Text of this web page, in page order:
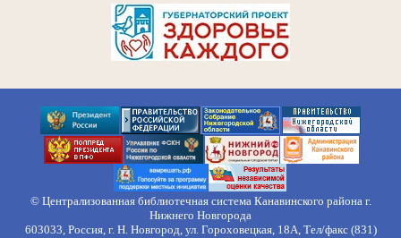
© Централизованная библиотечная система Канавинского района г.
Нижнего Новгорода
603033, Россия, г. Н. Новгород, ул. Гороховецкая, 18А, Тел/факс (831)